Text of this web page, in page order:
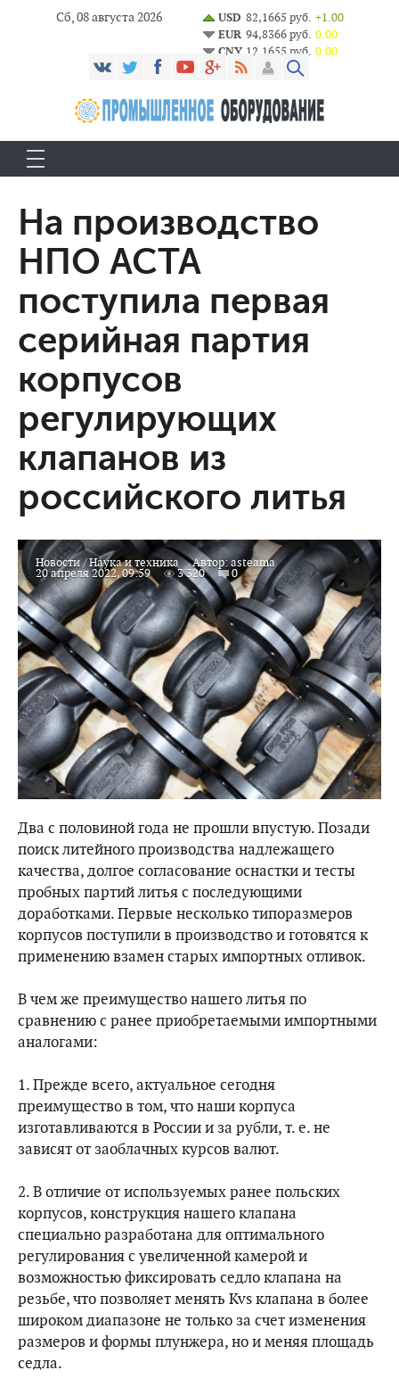
Сб, 08 августа 2026 USD 82,1665 руб. +1.00
EUR 94,8366 руб. 0.00
CNY 12,1655 руб. 0.00
На производство
НПО АСТА
поступила первая
серийная партия
корпусов
регулирующих
клапанов из
российского литья
Новости/Наука и техника Автор:asteama
20 апреля 2022, 09:59 3 320 0
Два с половиной года не прошли впустую. Позади
поиск литейного производства надлежащего
качества, долгое согласование оснастки и тесты
пробных партий литья с последующими
доработками. Первые несколько типоразмеров
корпусов поступили в производство и готовятся к
применению взамен старых импортных отливок.
В чем же преимущество нашего литья по
сравнению с ранее приобретаемыми импортными
аналогами:
1. Прежде всего, актуальное сегодня
преимущество в том, что наши корпуса
изготавливаются в России и за рубли, т. е. не
зависят от заоблачных курсов валют.
2. В отличие от используемых ранее польских
корпусов, конструкция нашего клапана
специально разработана для оптимального
регулирования с увеличенной камерой и
возможностью фиксировать седло клапана на
резьбе, что позволяет менять Kvs клапана в более
широком диапазоне не только за счет изменения
размеров и формы плунжера, но и меняя площадь
седла.